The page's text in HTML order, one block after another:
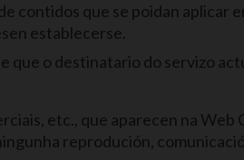
contidos que se poidan
establecerse.
que o destinatario do servizo
etc., que aparecen na
reprodución,